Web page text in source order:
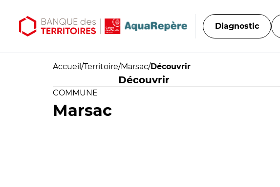
Diagnostic
Accueil /Territoire/Marsac/Découvrir
Découvrir
COMMUNE
Marsac